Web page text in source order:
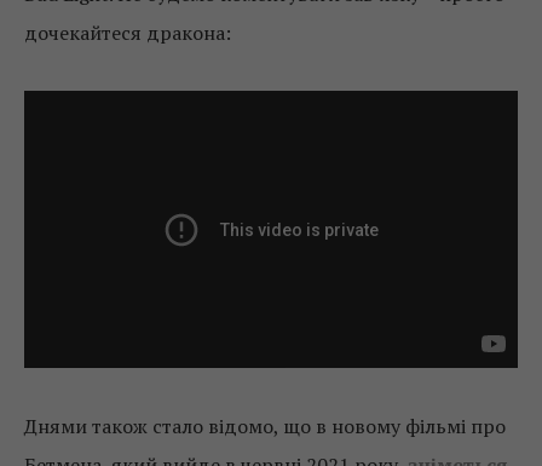
дочекайтеся дракона:
Днями також стало відомо, що в новому фільмі про